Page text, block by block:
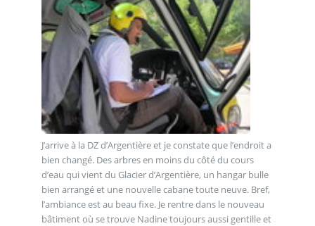
J’arrive à la DZ d’Argentière et je constate que l’endroit a
bien changé. Des arbres en moins du côté du cours
d’eau qui vient du Glacier d’Argentière, un hangar bulle
bien arrangé et une nouvelle cabane toute neuve. Bref,
l’ambiance est au beau fixe. Je rentre dans le nouveau
bâtiment où se trouve Nadine toujours aussi gentille et